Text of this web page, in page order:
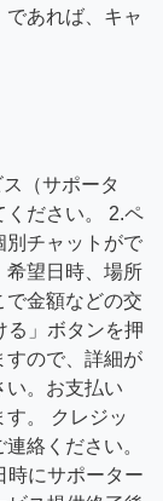
あれば、キャ
（サポータ
ください。 2.ペ
別チャットがで
希望日時、場所
で金額などの交
る」ボタンを押
すので、詳細が
い。お支払い
。 クレジッ
絡ください。
時にサポーター